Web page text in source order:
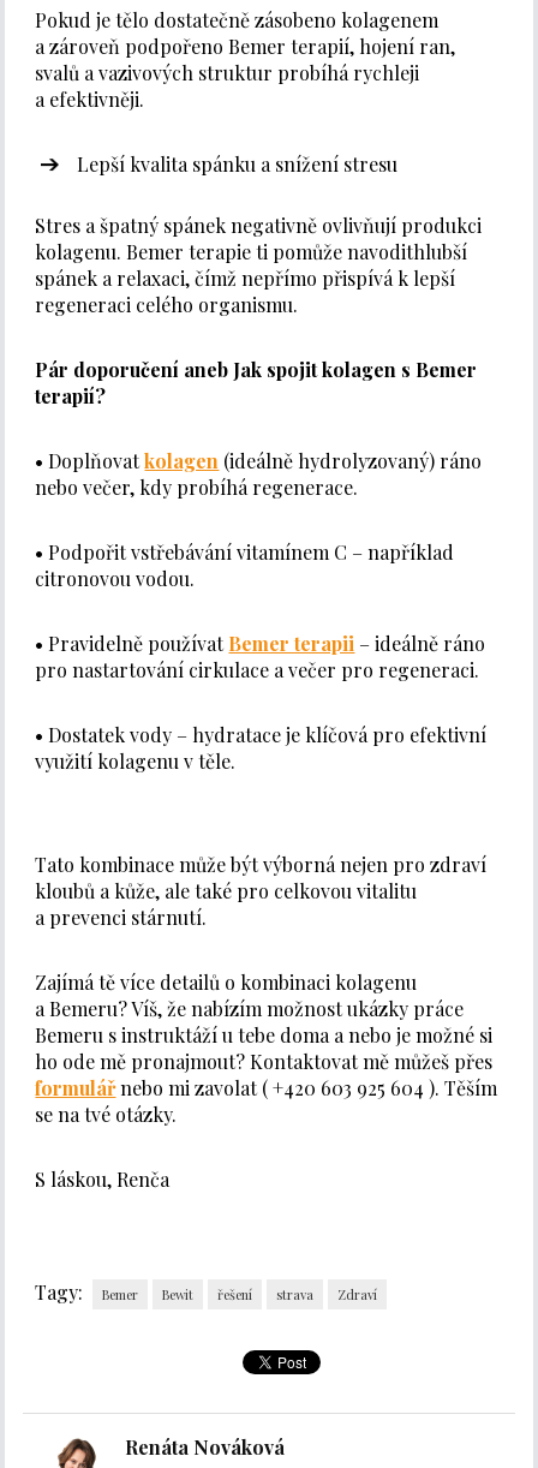
Pokud je tělo dostatečně zásobeno kolagenem
a zároveň podpořeno Bemer terapií, hojení ran,
svalů a vazivových struktur probíhá rychleji
a efektivněji.
Lepší kvalita spánku a snížení stresu
Stres a špatný spánek negativně ovlivňují produkci
kolagenu. Bemer terapie ti pomůže navodithlubší
spánek a relaxaci, čímž nepřímo přispívá k lepší
regeneraci celého organismu.
Pár doporučení aneb Jak spojit kolagen s Bemer
terapií?
• Doplňovatkolagen (ideálně hydrolyzovaný) ráno
nebo večer, kdy probíhá regenerace.
• Podpořit vstřebávání vitamínem C – například
citronovou vodou.
• Pravidelně používatBemer terapii – ideálně ráno
pro nastartování cirkulace a večer pro regeneraci.
• Dostatek vody – hydratace je klíčová pro efektivní
využití kolagenu v těle.
Tato kombinace může být výborná nejen pro zdraví
kloubů a kůže, ale také pro celkovou vitalitu
a prevenci stárnutí.
Zajímá tě více detailů o kombinaci kolagenu
a Bemeru? Víš, že nabízím možnost ukázky práce
Bemeru s instruktáží u tebe doma a nebo je možné si
ho ode mě pronajmout? Kontaktovat mě můžeš přes
formulářnebo mi zavolat ( +420 603 925 604 ). Těším
se na tvé otázky.
S láskou, Renča
Tagy: Bemer Bewit řešení strava Zdraví
Renáta Nováková